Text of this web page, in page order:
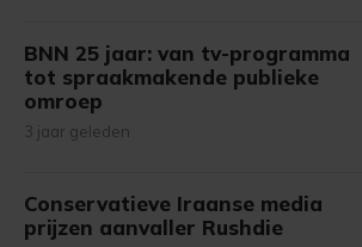
BNN 25 jaar: van tv-programma
tot spraakmakende publieke
omroep
3 jaar geleden
Conservatieve Iraanse media
prijzen aanvaller Rushdie